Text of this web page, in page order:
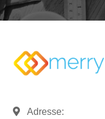
Adresse: